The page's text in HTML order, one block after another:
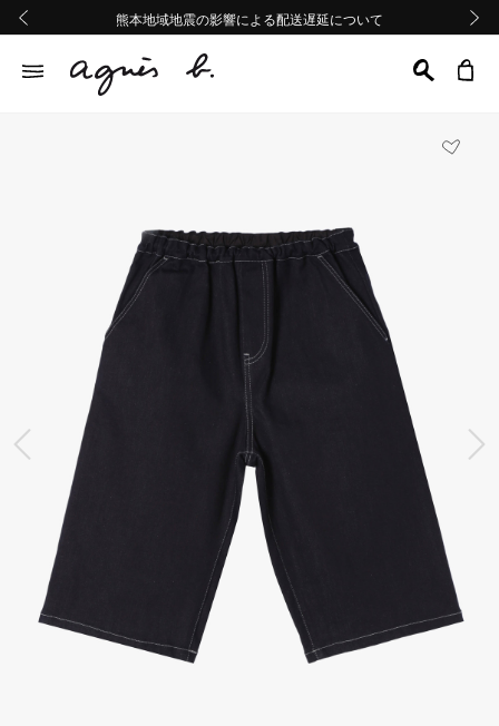
熊本地域地震の影響による配送遅延について
Summer Sale 2buy10%OFF!!
熊本地域地震の影響による配送遅延について
Summer Sale 2buy10%OFF!!
前の画像